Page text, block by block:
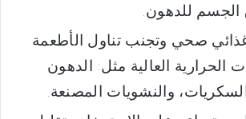
الجسم للدهون.
غذائي صحي وتجنب تناول الأطعمة
الحرارية العالية مثل: الدهون
والنشويات المصنعة.